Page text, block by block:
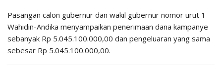
Pasangan calon gubernur dan wakil gubernur nomor urut 1
Wahidin-Andika menyampaikan penerimaan dana kampanye
sebanyak Rp 5.045.100.000,00 dan pengeluaran yang sama
sebesar Rp 5.045.100.000,00.